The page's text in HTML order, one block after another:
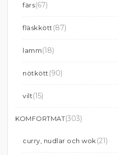
färs(67)
fläskkött (87)
lamm(18)
nötkött (90)
vilt(15)
KOMFORTMAT(303)
curry, nudlar och wok (21)